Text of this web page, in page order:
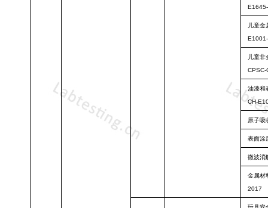
儿童金
儿童非
油漆和
CH-
原子吸
表面涂
微波消
金属材
2017